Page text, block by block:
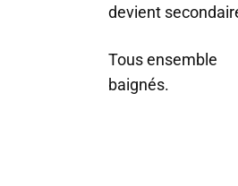
devient
Tous ensemble
baignés.